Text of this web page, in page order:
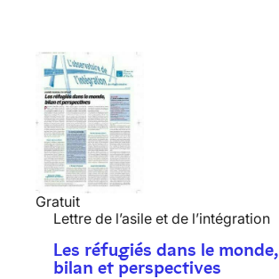
Gratuit
Lettre de l’asile et de l’intégration
Les réfugiés dans le monde,
bilan et perspectives